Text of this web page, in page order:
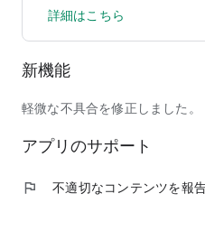
◎人気商品割引などのキャンペ
お得に出前を注文しよう！
上のレストランを頼んじゃおう
ゲット！
ーク中のランチもご家族との
◎特別な日には、いつもは手を
店」をデリバリーで頼んで、自
詳細はこちら
新機能
軽微な不具合を修正しました。
アプリのサポート
flag 不適切なコンテンツを報